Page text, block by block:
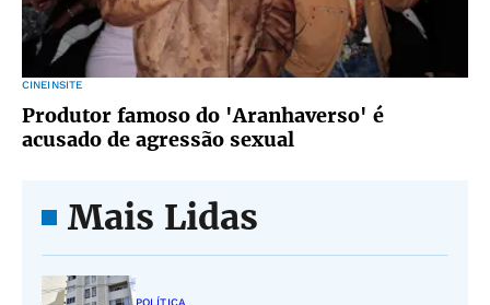
CINEINSITE
Produtor famoso do 'Aranhaverso' é
acusado de agressão sexual
Mais Lidas
POLÍTICA